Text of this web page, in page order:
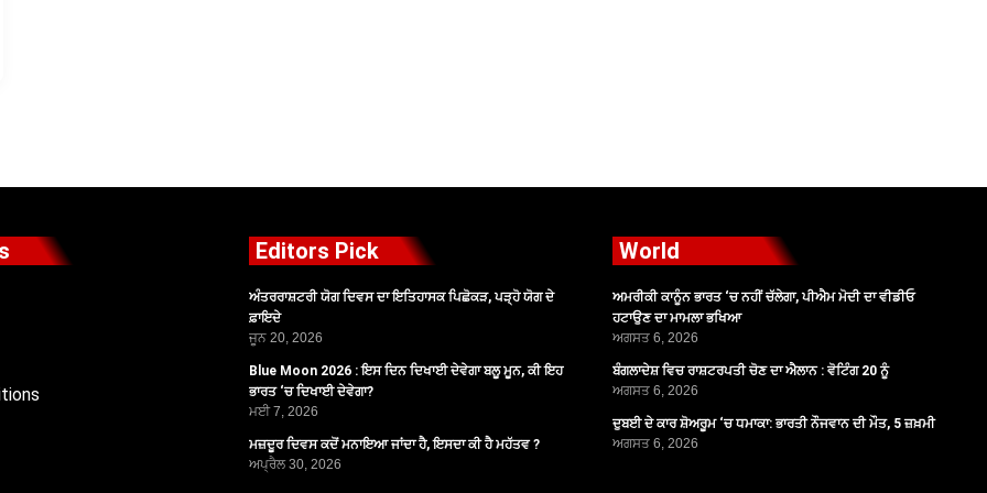
Editors Pick
ਅੰਤਰਰਾਸ਼ਟਰੀ ਯੋਗ ਦਿਵਸ ਦਾ ਇਤਿਹਾਸਕ ਪਿਛੋਕੜ, ਪੜ੍ਹੋ ਯੋਗ ਦੇ
ਫ਼ਾਇਦੇ
ਜੂਨ 20, 2026
Blue Moon 2026 : ਇਸ ਦਿਨ ਦਿਖਾਈ ਦੇਵੇਗਾ ਬਲੂ ਮੂਨ, ਕੀ ਇਹ
ਭਾਰਤ ‘ਚ ਦਿਖਾਈ ਦੇਵੇਗਾ?
ਮਈ 7, 2026
ਮਜ਼ਦੂਰ ਦਿਵਸ ਕਦੋਂ ਮਨਾਇਆ ਜਾਂਦਾ ਹੈ, ਇਸਦਾ ਕੀ ਹੈ ਮਹੱਤਵ ?
ਅਪ੍ਰੈਲ 30, 2026
World
ਅਮਰੀਕੀ ਕਾਨੂੰਨ ਭਾਰਤ ‘ਚ ਨਹੀਂ ਚੱਲੇਗਾ, ਪੀਐਮ ਮੋਦੀ ਦਾ ਵੀਡੀਓ
ਹਟਾਉਣ ਦਾ ਮਾਮਲਾ ਭਖਿਆ
ਅਗਸਤ 6, 2026
ਬੰਗਲਾਦੇਸ਼ ਵਿਚ ਰਾਸ਼ਟਰਪਤੀ ਚੋਣ ਦਾ ਐਲਾਨ : ਵੋਟਿੰਗ 20 ਨੂੰ
ਅਗਸਤ 6, 2026
ਦੁਬਈ ਦੇ ਕਾਰ ਸ਼ੋਅਰੂਮ ‘ਚ ਧਮਾਕਾ: ਭਾਰਤੀ ਨੌਜਵਾਨ ਦੀ ਮੌਤ, 5 ਜ਼ਖ਼ਮੀ
ਅਗਸਤ 6, 2026